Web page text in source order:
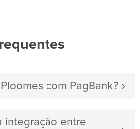
com PagBank?
integração entre